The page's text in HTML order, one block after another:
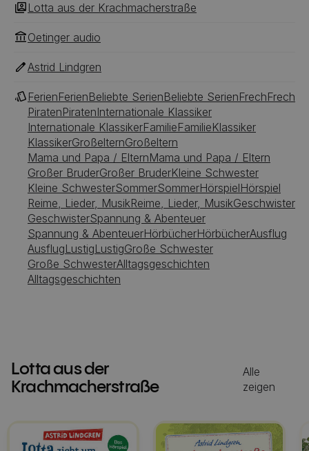
Lotta aus der Krachmacherstraße
Oetinger audio
Astrid Lindgren
FerienFerienBeliebte SerienBeliebte SerienFrechFrech
PiratenPiratenInternationale Klassiker
Internationale KlassikerFamilieFamilieKlassiker
KlassikerGroßelternGroßeltern
Mama und Papa / ElternMama und Papa / Eltern
Großer BruderGroßer BruderKleine Schwester
Kleine SchwesterSommerSommerHörspielHörspiel
Reime, Lieder, MusikReime, Lieder, MusikGeschwister
GeschwisterSpannung & Abenteuer
Spannung & AbenteuerHörbücherHörbücherAusflug
AusflugLustigLustigGroße Schwester
Große SchwesterAlltagsgeschichten
Alltagsgeschichten
Lotta aus der
Krachmacherstraße
Alle
zeigen